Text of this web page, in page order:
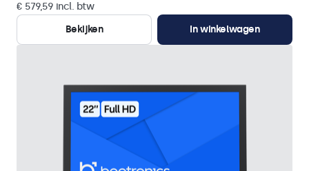
€ 579,59 incl. btw
Bekijken
In winkelwagen